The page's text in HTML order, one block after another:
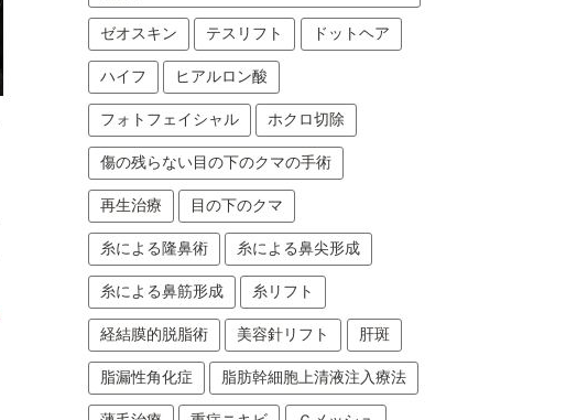
ゼオスキン テスリフト ドットヘア
ハイフ ヒアルロン酸
フォトフェイシャル ホクロ切除
傷の残らない目の下のクマの手術
再生治療 目の下のクマ
糸による隆鼻術 糸による鼻尖形成
糸による鼻筋形成 糸リフト
経結膜的脱脂術 美容針リフト 肝斑
脂漏性角化症 脂肪幹細胞上清液注入療法